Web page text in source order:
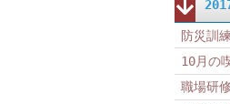
防災訓
10月の
職場研修